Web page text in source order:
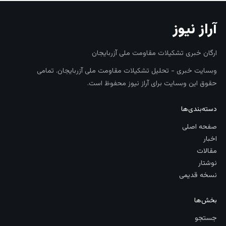
آراز نیوز
ارگان خبری تشکیلات مقاومت ملی آزربایجان
وبسایت خبری - تحلیل تشکیلات مقاومت ملی آزربایجان. تمامی
حقوق این وبسایت برای آراز نیوز محفوظ است.
دسته‌بندی‌ها
صفحه اصلی
اخبار
مقالات
نوشتار
نسخه قدیمی
بخش‌ها
جستجو